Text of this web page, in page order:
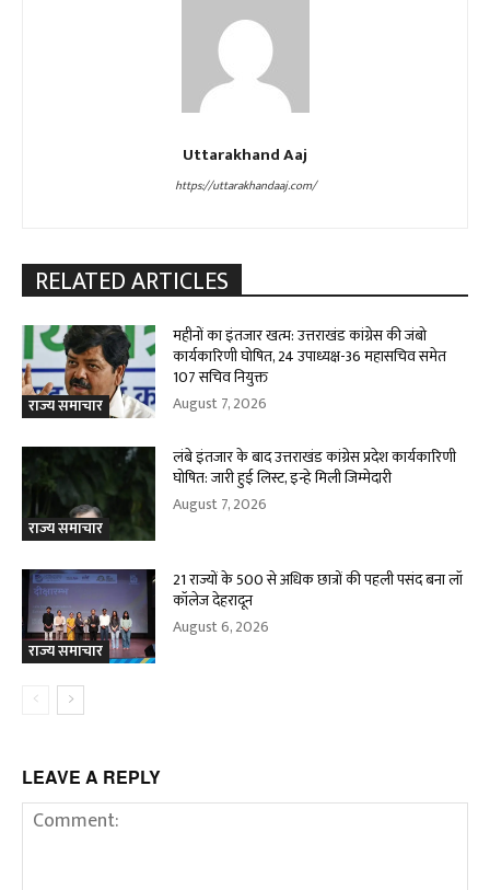
Uttarakhand Aaj
https://uttarakhandaaj.com/
RELATED ARTICLES
राज्य समाचार
महीनों का इंतजार खत्म: उत्तराखंड कांग्रेस की जंबो
कार्यकारिणी घोषित, 24 उपाध्यक्ष-36 महासचिव समेत
107 सचिव नियुक्त
August 7, 2026
राज्य समाचार
लंबे इंतजार के बाद उत्तराखंड कांग्रेस प्रदेश कार्यकारिणी
घोषित: जारी हुई लिस्ट, इन्हे मिली जिम्मेदारी
August 7, 2026
राज्य समाचार
21 राज्यों के 500 से अधिक छात्रों की पहली पसंद बना लॉ
कॉलेज देहरादून
August 6, 2026
LEAVE A REPLY